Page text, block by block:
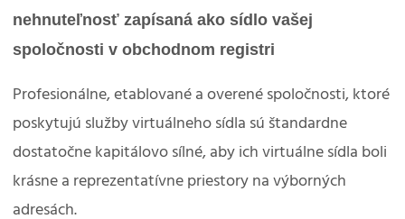
nehnuteľnosť zapísaná ako sídlo vašej
spoločnosti v obchodnom registri
Profesionálne, etablované a overené spoločnosti, ktoré
poskytujú služby virtuálneho sídla sú štandardne
dostatočne kapitálovo sílné, aby ich virtuálne sídla boli
krásne a reprezentatívne priestory na výborných
adresách.